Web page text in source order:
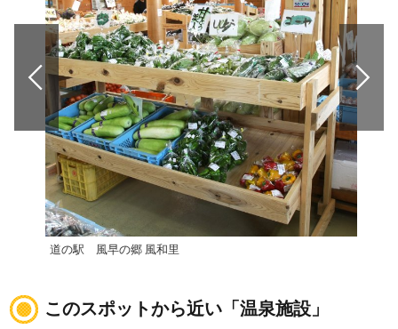
道の駅 風早の郷 風和里
このスポットから近い「温泉施設」